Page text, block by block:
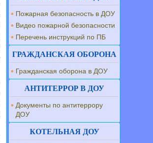
Пожарная безопасность в ДОУ
Видео пожарной безопасности
Перечень инструкций по ПБ
ГРАЖДАНСКАЯ ОБОРОНА
Гражданская оборона в ДОУ
АНТИТЕРРОР В ДОУ
Документы по антитеррору
ДОУ
КОТЕЛЬНАЯ ДОУ